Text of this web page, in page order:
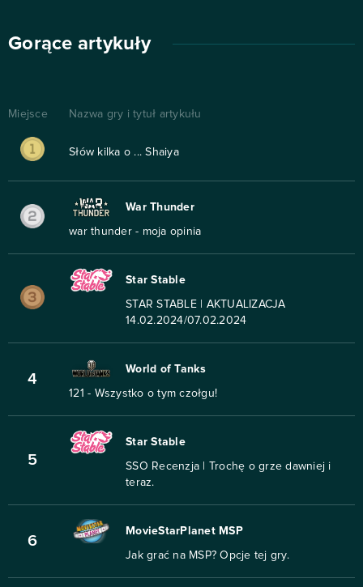
Gorące artykuły
Miejsce Nazwa gry i tytuł artykułu
Słów kilka o ... Shaiya
War Thunder
war thunder - moja opinia
Star Stable
STAR STABLE | AKTUALIZACJA
14.02.2024/07.02.2024
4
World of Tanks
121 - Wszystko o tym czołgu!
5
Star Stable
SSO Recenzja | Trochę o grze dawniej i
teraz.
6
MovieStarPlanet MSP
Jak grać na MSP? Opcje tej gry.